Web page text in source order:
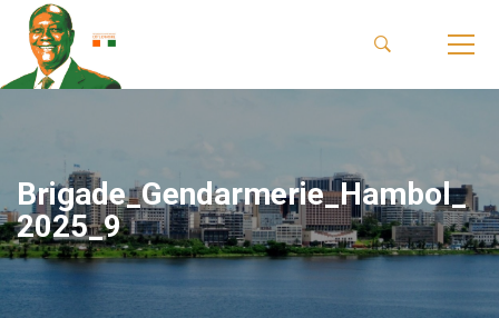
Brigade_Gendarmerie_Hambol_
2025_9